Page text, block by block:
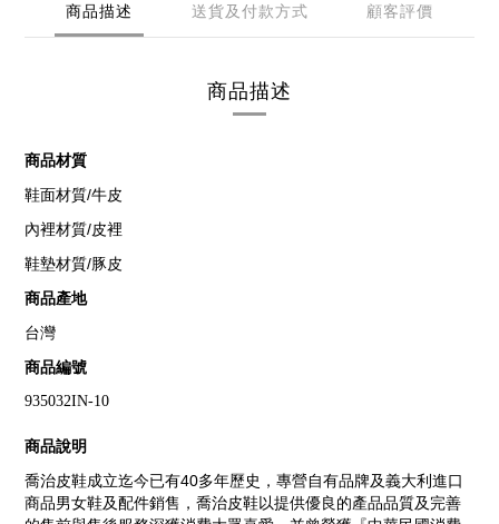
商品描述 送貨及付款方式 顧客評價
商品描述
商品材質
鞋面材質/牛皮
內裡材質/皮裡
鞋墊材質/豚皮
商品產地
台灣
商品編號
935032IN-10
商品說明
喬治皮鞋成立迄今已有40多年歷史，專營自有品牌及義大利進口
商品男女鞋及配件銷售，喬治皮鞋以提供優良的產品品質及完善